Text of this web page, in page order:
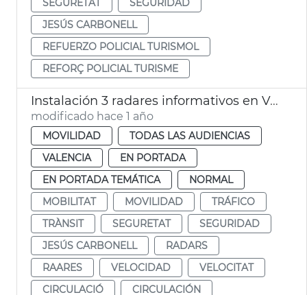
JESÚS CARBONELL
REFUERZO POLICIAL TURISMOL
REFORÇ POLICIAL TURISME
Instalación 3 radares informativos en València
modificado hace 1 año
MOVILIDAD
TODAS LAS AUDIENCIAS
VALENCIA
EN PORTADA
EN PORTADA TEMÁTICA
NORMAL
MOBILITAT
MOVILIDAD
TRÁFICO
TRÀNSIT
SEGURETAT
SEGURIDAD
JESÚS CARBONELL
RADARS
RAARES
VELOCIDAD
VELOCITAT
CIRCULACIÓ
CIRCULACIÓN